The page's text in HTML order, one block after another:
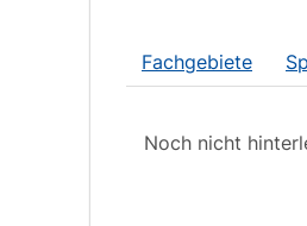
Fachgebiete
Noch nicht